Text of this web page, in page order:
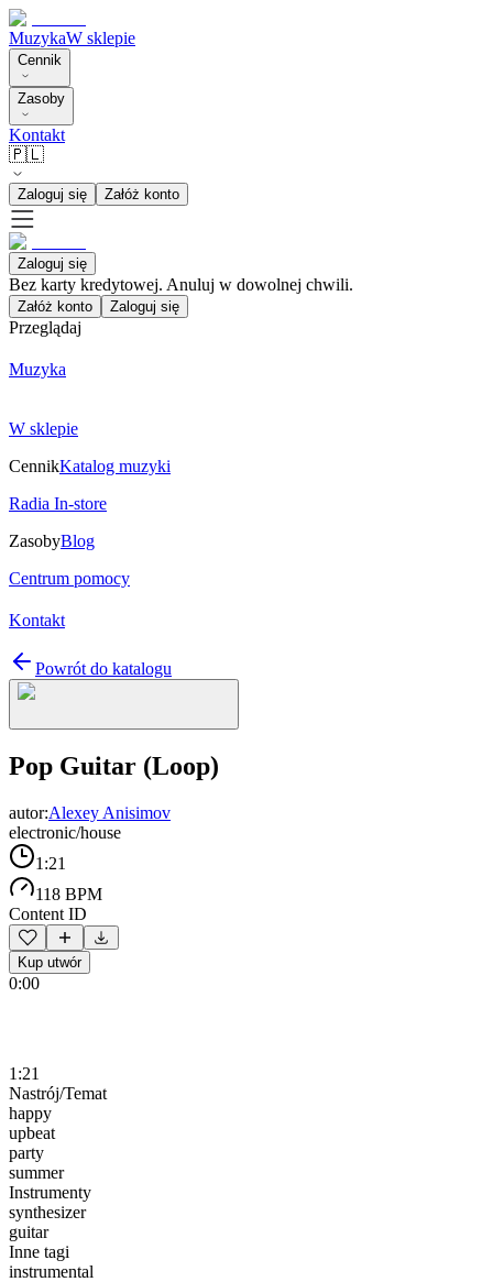
MuzykaW sklepie
Cennik
Zasoby
Kontakt
🇵🇱
Zaloguj się Załóż konto
Zaloguj się
Bez karty kredytowej. Anuluj w dowolnej chwili.
Załóż konto Zaloguj się
Przeglądaj
Muzyka
W sklepie
CennikKatalog muzyki
Radia In-store
ZasobyBlog
Centrum pomocy
Kontakt
Powrót do katalogu
Pop Guitar (Loop)
autor:Alexey Anisimov
electronic/house
1:21
118 BPM
Content ID
Kup utwór
0:00
1:21
Nastrój/Temat
happy
upbeat
party
summer
Instrumenty
synthesizer
guitar
Inne tagi
instrumental